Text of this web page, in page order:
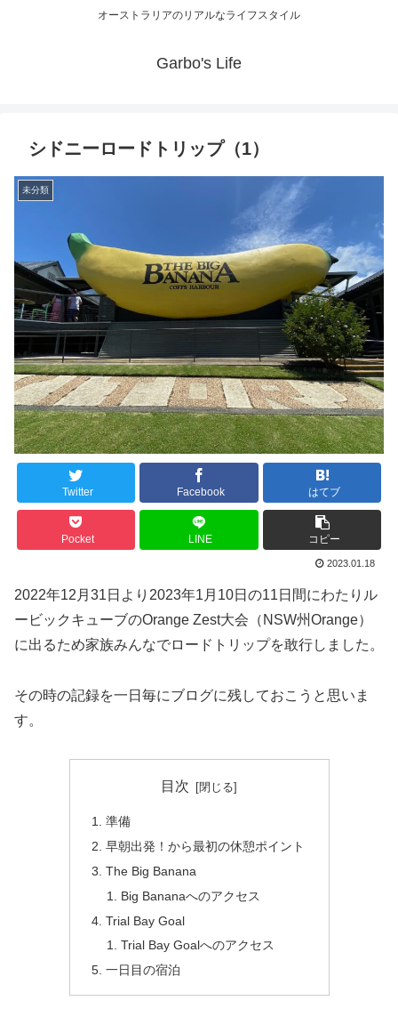
オーストラリアのリアルなライフスタイル
Garbo's Life
シドニーロードトリップ（1）
未分類
Twitter Facebook はてブ
Pocket LINE コピー
2023.01.18
2022年12月31日より2023年1月10日の11日間にわたりル
ービックキューブのOrange Zest大会（NSW州Orange）
に出るため家族みんなでロードトリップを敢行しました。
その時の記録を一日毎にブログに残しておこうと思いま
す。
目次
準備
早朝出発！から最初の休憩ポイント
The Big Banana
Big Bananaへのアクセス
Trial Bay Goal
Trial Bay Goalへのアクセス
一日目の宿泊